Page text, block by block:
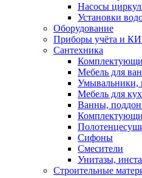
Насосы
Установки
Оборудование
Приборы учёта и
Сантехника
Мебель для
Умывальники,
Мебель для
Ванны,
Сифоны
Смесители
Унитазы,
Строительные